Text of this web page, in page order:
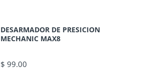
DESARMADOR DE PRESICION
MECHANIC MAX8
$ 99.00